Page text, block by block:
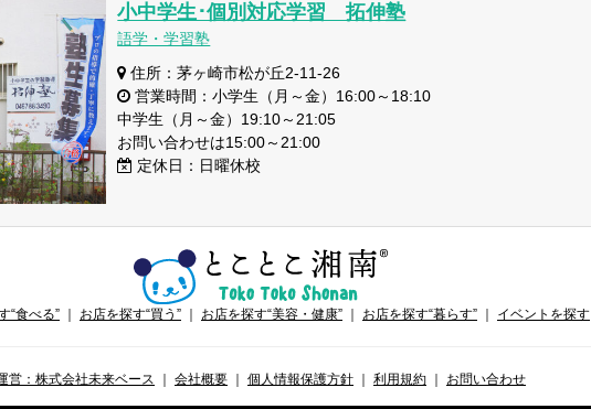
小中学生･個別対応学習 拓伸塾
語学・学習塾
住所：茅ヶ崎市松が丘2-11-26
営業時間：小学生（月～金）16:00～18:10
中学生（月～金）19:10～21:05
お問い合わせは15:00～21:00
定休日：日曜休校
“食べる” ｜ お店を探す“買う” ｜ お店を探す“美容・健康” ｜ お店を探す“暮らす” ｜ イベントを探す
営：株式会社未来ベース ｜ 会社概要 ｜ 個人情報保護方針 ｜ 利用規約 ｜ お問い合わせ